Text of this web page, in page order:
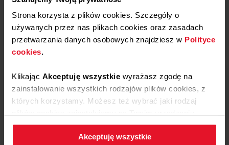
Strona korzysta z plików cookies. Szczegóły o
używanych przez nas plikach cookies oraz zasadach
przetwarzania danych osobowych znajdziesz w Polityce
cookies.
Klikając Akceptuję wszystkie wyrażasz zgodę na
zainstalowanie wszystkich rodzajów plików cookies, z
których korzystamy. Możesz też wybrać jaki rodzaj
klikającZmień ustawienia.
Akceptuję wszystkie
Amica
Przejdź
Znajdź akcesoria do swojego sprzętu Amica
Przejdź